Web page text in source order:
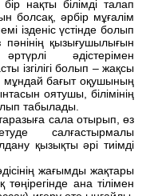
нақты білімді талап
болсақ, әрбір мұғалім
ізденіс үстінде болып
қызығушылығын
әдістерімен
ізгілігі болып – жақсы
мұндай бағыт оқушының
оятушы, білімінің
табылады.
сала отырып, өз
салғастырмалы
қызықты әрі тиімді
жағымды жақтары
төңірегінде ана тілімен